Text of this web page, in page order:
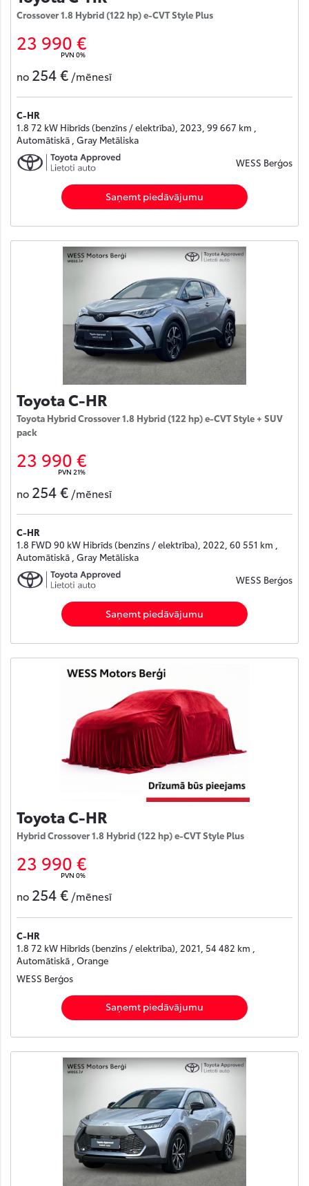
Crossover 1.8 Hybrid (122 hp) e-CVT Style Plus
23 990 €
PVN 0%
no 254 € /mēnesī
C-HR
1.8 72 kW Hibrīds (benzīns / elektrība), 2023, 99 667 km ,
Automātiskā , Gray Metāliska
WESS Berģos
Saņemt piedāvājumu
Toyota C-HR
Toyota Hybrid Crossover 1.8 Hybrid (122 hp) e-CVT Style + SUV
pack
23 990 €
PVN 21%
no 254 € /mēnesī
C-HR
1.8 FWD 90 kW Hibrīds (benzīns / elektrība), 2022, 60 551 km ,
Automātiskā , Gray Metāliska
WESS Berģos
Saņemt piedāvājumu
Toyota C-HR
Hybrid Crossover 1.8 Hybrid (122 hp) e-CVT Style Plus
23 990 €
PVN 0%
no 254 € /mēnesī
C-HR
1.8 72 kW Hibrīds (benzīns / elektrība), 2021, 54 482 km ,
Automātiskā , Orange
WESS Berģos
Saņemt piedāvājumu